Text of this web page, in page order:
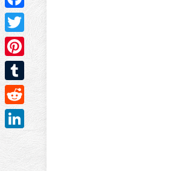
Facebook
Twitter
Pinterest
Tumblr
Reddit